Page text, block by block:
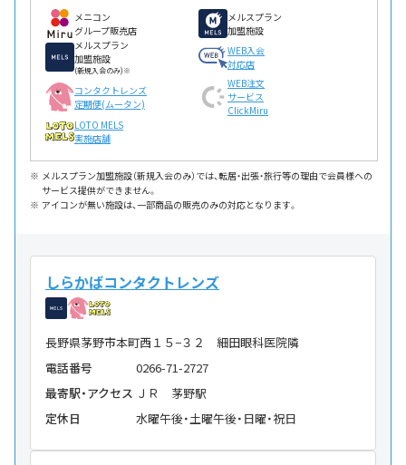
メニコン
グループ販売店
メルスプラン
加盟施設
メルスプラン
加盟施設
(新規入会のみ)※
WEB入会
対応店
コンタクトレンズ
定期便(ムータン)
WEB注文
サービス
ClickMiru
LOTO MELS
実施店舗
メルスプラン加盟施設（新規入会のみ）では、転居・出張・旅行等の理由で会員様への
サービス提供ができません。
アイコンが無い施設は、一部商品の販売のみの対応となります。
しらかばコンタクトレンズ
長野県茅野市本町西１５−３２ 細田眼科医院隣
電話番号
0266-71-2727
最寄駅・アクセス ＪＲ 茅野駅
定休日
水曜午後・土曜午後・日曜・祝日